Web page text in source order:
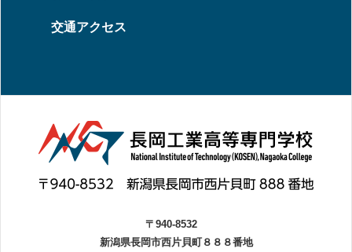
交通アクセス
〒940-8532
新潟県長岡市西片貝町８８８番地